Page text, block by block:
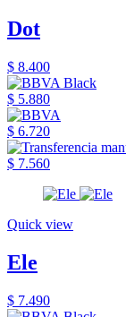
Dot
$ 8.400
$ 5.880
$ 6.720
$ 7.560
Quick view
Ele
$ 7.490